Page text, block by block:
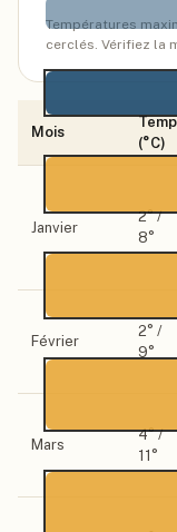
Températures
cerclés. Vérifiez la
Mois
(°C)
Janvier
2° /
8°
Février
2° /
9°
Mars
4° /
11 °